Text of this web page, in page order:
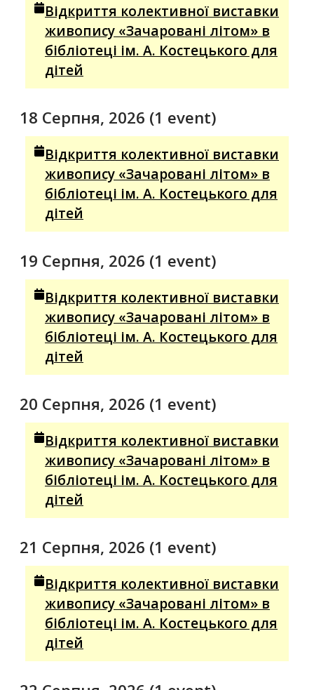
Відкриття колективної виставки
живопису «Зачаровані літом» в
бібліотеці ім. А. Костецького для
дітей
18 Серпня, 2026 (1 event)
Відкриття колективної виставки
живопису «Зачаровані літом» в
бібліотеці ім. А. Костецького для
дітей
19 Серпня, 2026 (1 event)
Відкриття колективної виставки
живопису «Зачаровані літом» в
бібліотеці ім. А. Костецького для
дітей
20 Серпня, 2026 (1 event)
Відкриття колективної виставки
живопису «Зачаровані літом» в
бібліотеці ім. А. Костецького для
дітей
21 Серпня, 2026 (1 event)
Відкриття колективної виставки
живопису «Зачаровані літом» в
бібліотеці ім. А. Костецького для
дітей